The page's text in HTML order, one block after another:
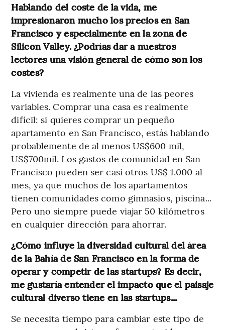
Hablando del coste de la vida, me
impresionaron mucho los precios en San
Francisco y especialmente en la zona de
Silicon Valley. ¿Podrías dar a nuestros
lectores una visión general de cómo son los
costes?
La vivienda es realmente una de las peores
variables. Comprar una casa es realmente
difícil: si quieres comprar un pequeño
apartamento en San Francisco, estás hablando
probablemente de al menos US$600 mil,
US$700mil. Los gastos de comunidad en San
Francisco pueden ser casi otros US$ 1.000 al
mes, ya que muchos de los apartamentos
tienen comunidades como gimnasios, piscina...
Pero uno siempre puede viajar 50 kilómetros
en cualquier dirección para ahorrar.
¿Cómo influye la diversidad cultural del área
de la Bahía de San Francisco en la forma de
operar y competir de las startups? Es decir,
me gustaría entender el impacto que el paisaje
cultural diverso tiene en las startups...
Se necesita tiempo para cambiar este tipo de